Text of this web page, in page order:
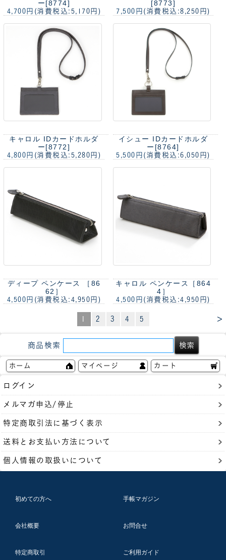
ー[8774]
4,700円 (消費税込:5,170円)
[8773]
7,500円 (消費税込:8,250円)
キャロル IDカードホルダ
ー[8772]
4,800円 (消費税込:5,280円)
イシュー IDカードホルダ
ー[8764]
5,500円 (消費税込:6,050円)
ディープ ペンケース ［86
62］
4,500円 (消費税込:4,950円)
キャロル ペンケース［864
4］
4,500円 (消費税込:4,950円)
>
1 2 3 4 5
商品検索
ホーム マイページ カート
ログイン
メルマガ申込/停止
特定商取引法に基づく表示
送料とお支払い方法について
個人情報の取扱いについて
初めての方へ 手帳マガジン
会社概要 お問合せ
特定商取引 ご利用ガイド